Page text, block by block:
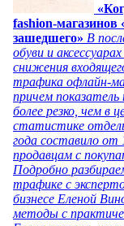
fashion-
зашедшего» В
обуви и
снижения
трафика офлайн-
причем
более резко, чем в
статистике
года составило
продавцам с
Подробно
трафике с
бизнесе Еленой
методы с